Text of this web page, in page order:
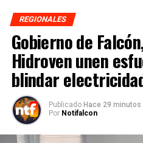
REGIONALES
Gobierno de
Hidroven unen
blindar
Publicado Hace 29 minutos
Por Notifalcon